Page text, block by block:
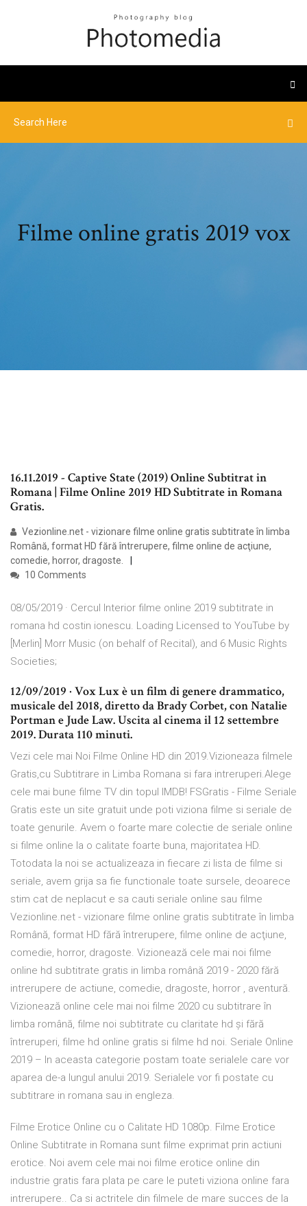
Filme online gratis 2019 vox
16.11.2019 - Captive State (2019) Online Subtitrat in
Romana | Filme Online 2019 HD Subtitrate in Romana
Gratis.
Vezionline.net - vizionare filme online gratis subtitrate în limba
Română, format HD fără întrerupere, filme online de acţiune,
comedie, horror, dragoste.
10 Comments
08/05/2019 · Cercul Interior filme online 2019 subtitrate in
romana hd costin ionescu. Loading Licensed to YouTube by
[Merlin] Morr Music (on behalf of Recital), and 6 Music Rights
Societies;
12/09/2019 · Vox Lux è un film di genere drammatico,
musicale del 2018, diretto da Brady Corbet, con Natalie
Portman e Jude Law. Uscita al cinema il 12 settembre
2019. Durata 110 minuti.
Vezi cele mai Noi Filme Online HD din 2019.Vizioneaza filmele
Gratis,cu Subtitrare in Limba Romana si fara intreruperi.Alege
cele mai bune filme TV din topul IMDB! FSGratis - Filme Seriale
Gratis este un site gratuit unde poti viziona filme si seriale de
toate genurile. Avem o foarte mare colectie de seriale online
si filme online la o calitate foarte buna, majoritatea HD.
Totodata la noi se actualizeaza in fiecare zi lista de filme si
seriale, avem grija sa fie functionale toate sursele, deoarece
stim cat de neplacut e sa cauti seriale online sau filme
Vezionline.net - vizionare filme online gratis subtitrate în limba
Română, format HD fără întrerupere, filme online de acţiune,
comedie, horror, dragoste. Vizionează cele mai noi filme
online hd subtitrate gratis in limba română 2019 - 2020 fără
intrerupere de actiune, comedie, dragoste, horror , aventură.
Vizionează online cele mai noi filme 2020 cu subtitrare în
limba română, filme noi subtitrate cu claritate hd și fără
întreruperi, filme hd online gratis si filme hd noi. Seriale Online
2019 – In aceasta categorie postam toate serialele care vor
aparea de-a lungul anului 2019. Serialele vor fi postate cu
subtitrare in romana sau in engleza.
Filme Erotice Online cu o Calitate HD 1080p. Filme Erotice
Online Subtitrate in Romana sunt filme exprimat prin actiuni
erotice. Noi avem cele mai noi filme erotice online din
industrie gratis fara plata pe care le puteti viziona online fara
intrerupere.. Ca si actritele din filmele de mare succes de la